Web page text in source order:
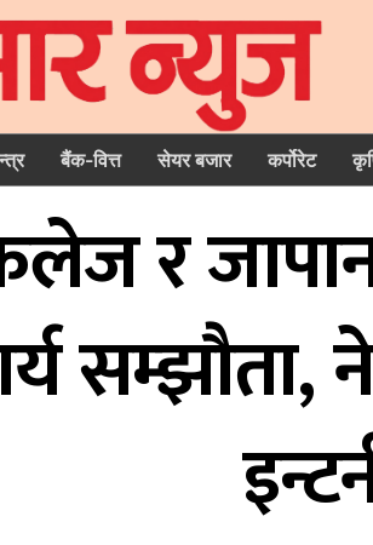
बैंक-वित्त सेयर बजार कर्पोरेट
र
सम्झौता,